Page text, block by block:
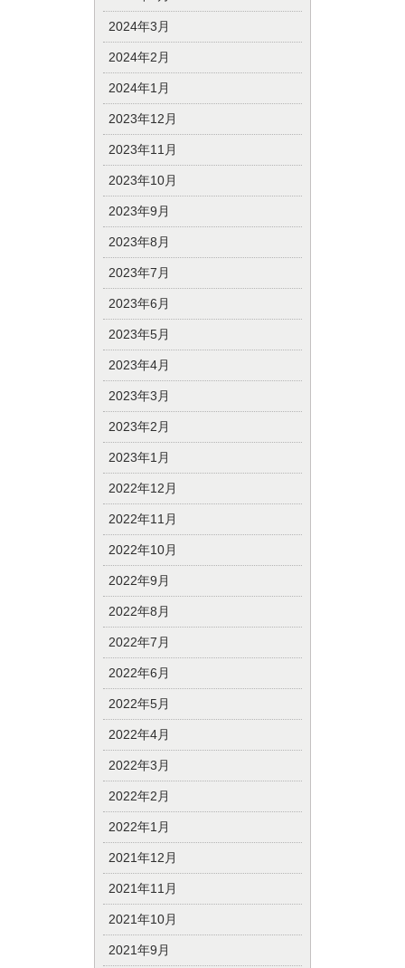
2024年3月
2024年2月
2024年1月
2023年12月
2023年11月
2023年10月
2023年9月
2023年8月
2023年7月
2023年6月
2023年5月
2023年4月
2023年3月
2023年2月
2023年1月
2022年12月
2022年11月
2022年10月
2022年9月
2022年8月
2022年7月
2022年6月
2022年5月
2022年4月
2022年3月
2022年2月
2022年1月
2021年12月
2021年11月
2021年10月
2021年9月